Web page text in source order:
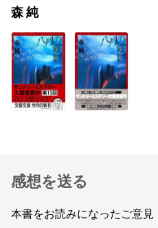
森 純
感想を送る
本書をお読みになったご意見